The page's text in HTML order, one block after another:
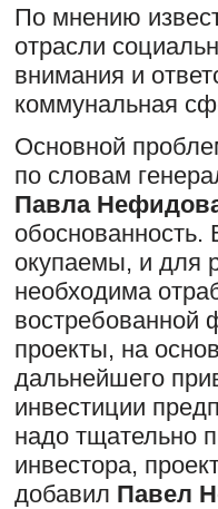
По мнению
отрасли
внимания и
коммунальная
Основной
по словам
Павла
окупаемы, и для
необходима
востребованной
проекты, на
дальнейшего
инвестиции
надо тщательно
инвестора,
добавил Павел